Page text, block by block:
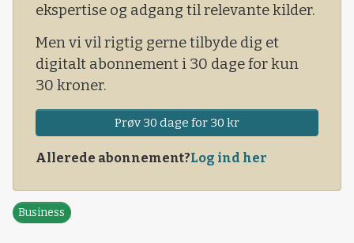
ekspertise og adgang til relevante kilder.
Men vi vil rigtig gerne tilbyde dig et
digitalt abonnement i 30 dage for kun
30 kroner.
Prøv 30 dage for 30 kr
Allerede abonnement?Log ind her
Business